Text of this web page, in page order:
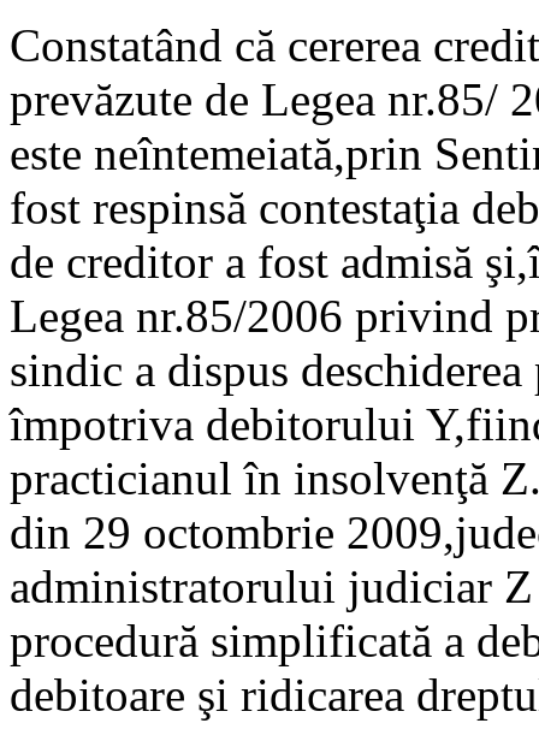
Constatând că cererea
prevăzute de Legea nr.85/
este neîntemeiată,prin
fost respinsă contestaţia
de creditor a fost admisă
Legea nr.85/2006 privind
sindic a dispus
împotriva debitorului
practicianul în insolvenţă
din 29 octombrie
administratorului judiciar
procedură simplificată a
debitoare şi ridicarea